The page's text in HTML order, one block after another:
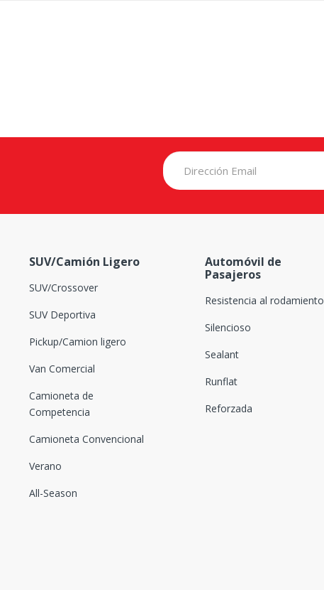
SUV/Camión Ligero
SUV/Crossover
SUV Deportiva
Pickup/Camion ligero
Van Comercial
Camioneta de
Competencia
Camioneta Convencional
Verano
All-Season
Automóvil de
Pasajeros
Resistencia al rodamiento
Silencioso
Sealant
Runflat
Reforzada